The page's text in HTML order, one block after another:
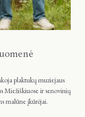
plaktukų muziejaus
Miežiškiuose ir senovinių
malūne įkūrėjai.